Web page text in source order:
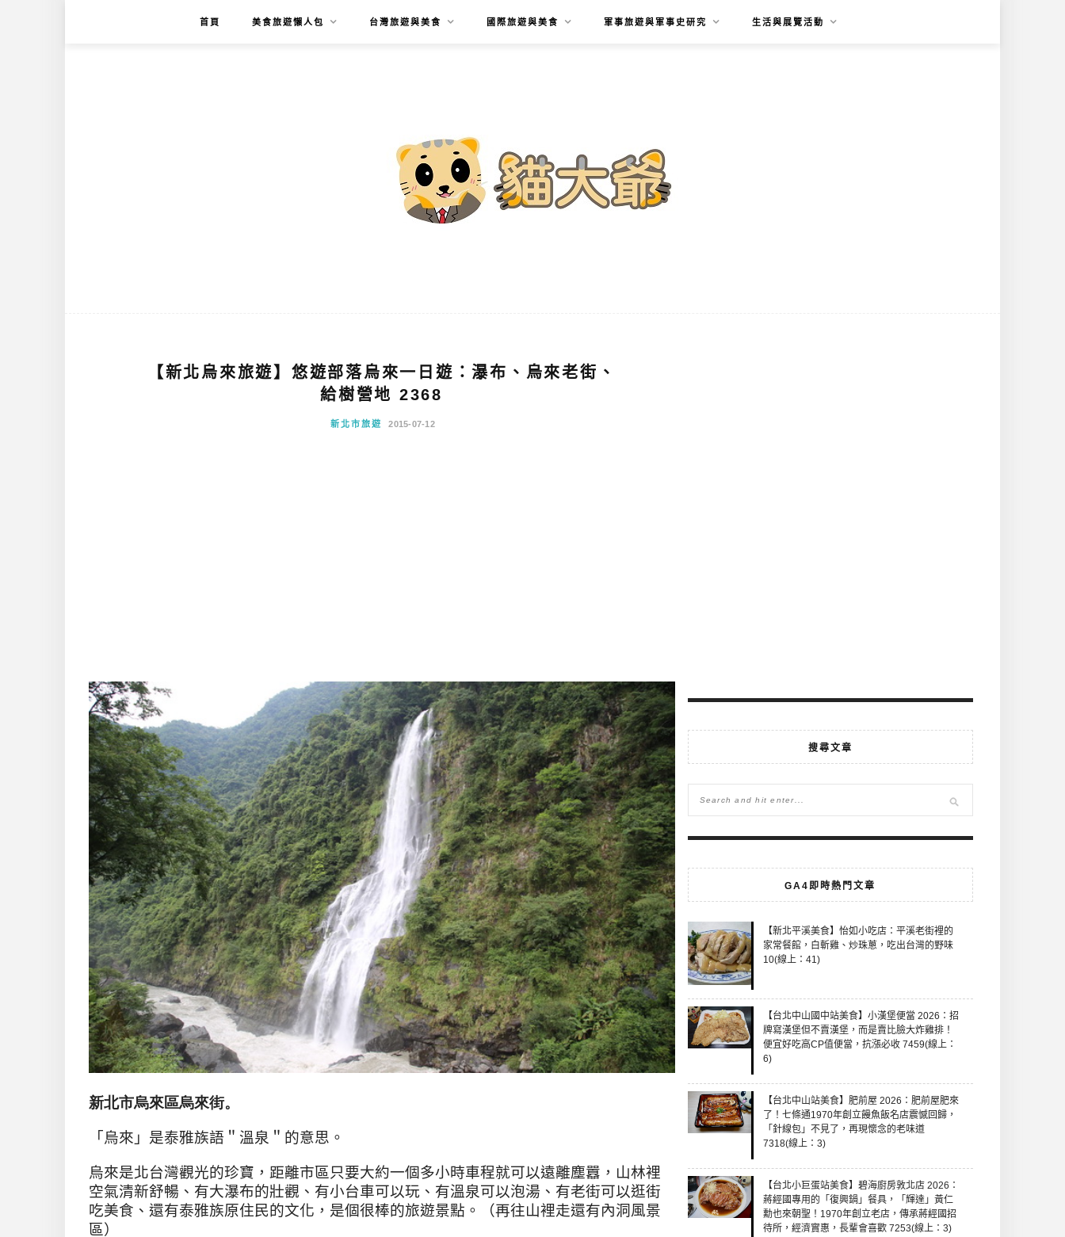
首頁 美食旅遊懶人包 台灣旅遊與美食 國際旅遊與美食 軍事旅遊與軍事史研究 生活與展覽活動
【新北烏來旅遊】悠遊部落烏來一日遊：瀑布、烏來老街、
給樹營地 2368
新北市旅遊 2015-07-12
新北市烏來區烏來街。
「烏來」是泰雅族語＂溫泉＂的意思。
烏來是北台灣觀光的珍寶，距離市區只要大約一個多小時車程就可以遠離塵囂，山林裡
空氣清新舒暢、有大瀑布的壯觀、有小台車可以玩、有溫泉可以泡湯、有老街可以逛街
吃美食、還有泰雅族原住民的文化，是個很棒的旅遊景點。（再往山裡走還有內洞風景
區）
搜尋文章
GA4即時熱門文章
【新北平溪美食】怡如小吃店：平溪老街裡的
家常餐館，白斬雞、炒珠蔥，吃出台灣的野味
10(線上：41)
【台北中山國中站美食】小漢堡便當 2026：招
牌寫漢堡但不賣漢堡，而是賣比臉大炸雞排！
便宜好吃高CP值便當，抗漲必收 7459(線上：
6)
【台北中山站美食】肥前屋 2026：肥前屋肥來
了！七條通1970年創立饅魚飯名店震憾回歸，
「針線包」不見了，再現懷念的老味道
7318(線上：3)
【台北小巨蛋站美食】碧海廚房敦北店 2026：
蔣經國專用的「復興鍋」餐具，「輝達」黃仁
勳也來朝聖！1970年創立老店，傳承蔣經國招
待所，經濟實惠，長輩會喜歡 7253(線上：3)